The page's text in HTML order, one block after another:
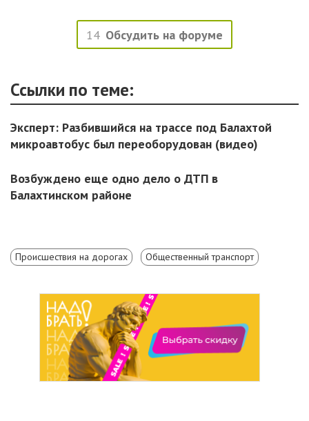
14 Обсудить на форуме
Ссылки по теме:
Эксперт: Разбившийся на трассе под Балахтой
микроавтобус был переоборудован (видео)
Возбуждено еще одно дело о ДТП в
Балахтинском районе
Происшествия на дорогах Общественный транспорт